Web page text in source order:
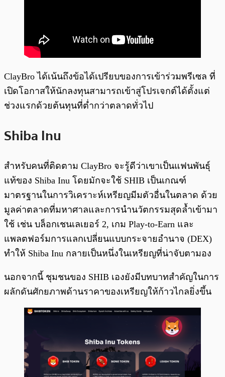
ClayBro ได้เน้นถึงข้อได้เปรียบของการเข้าร่วมพรีเซล ที่
เปิดโอกาสให้นักลงทุนสามารถเข้าสู่โปรเจกต์ได้ตั้งแต่
ช่วงแรกด้วยต้นทุนที่ต่ำกว่าตลาดทั่วไป
Shiba Inu
สำหรับคนที่ติดตาม ClayBro จะรู้ดีว่าเขาเป็นแฟนพันธุ์
แท้ของ Shiba Inu โดยมักจะใช้ SHIB เป็นเกณฑ์
มาตรฐานในการวิเคราะห์เหรียญมีมตัวอื่นในตลาด ด้วย
มูลค่าตลาดที่มหาศาลและการนำนวัตกรรมสุดล้ำเข้ามา
ใช้ เช่น บล็อกเชนเลเยอร์ 2, เกม Play-to-Earn และ
แพลตฟอร์มการแลกเปลี่ยนแบบกระจายอำนาจ (DEX)
ทำให้ Shiba Inu กลายเป็นหนึ่งในเหรียญที่น่าจับตามอง
นอกจากนี้ ชุมชนของ SHIB เองยังมีบทบาทสำคัญในการ
ผลักดันศักยภาพด้านราคาของเหรียญให้ก้าวไกลยิ่งขึ้น